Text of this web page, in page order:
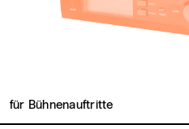
für Bühnenauftritte